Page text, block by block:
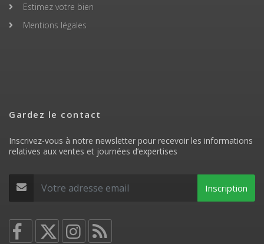
Estimez votre bien
Mentions légales
Gardez le contact
Inscrivez-vous à notre newsletter pour recevoir les informations
relatives aux ventes et journées d’expertises
Inscription